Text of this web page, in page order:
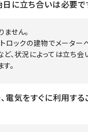
に立ち合いは必要で
せん。
ロックの建物でメーター
、状況によっては立ち
。
電気をすぐに利用する